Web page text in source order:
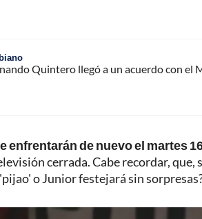
Quintero llegó a un acuerdo con el
enfrentarán de nuevo el martes
cerrada. Cabe recordar,
o Junior festejará sin